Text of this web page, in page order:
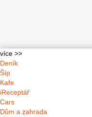
více >>
Deník
Šíp
Kafe
iReceptář
Cars
Dům a zahrada